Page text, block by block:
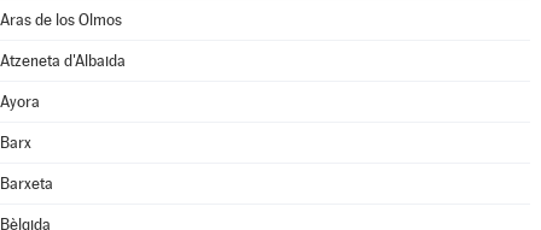
Aras de los Olmos
Atzeneta d'Albaida
Ayora
Barx
Barxeta
Bèlgida